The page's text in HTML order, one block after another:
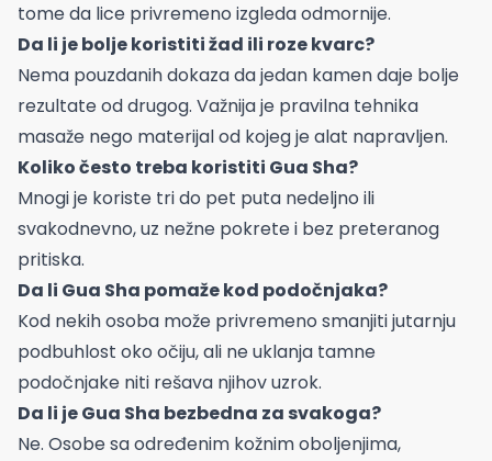
tome da lice privremeno izgleda odmornije.
Da li je bolje koristiti žad ili roze kvarc?
Nema pouzdanih dokaza da jedan kamen daje bolje
rezultate od drugog. Važnija je pravilna tehnika
masaže nego materijal od kojeg je alat napravljen.
Koliko često treba koristiti Gua Sha?
Mnogi je koriste tri do pet puta nedeljno ili
svakodnevno, uz nežne pokrete i bez preteranog
pritiska.
Da li Gua Sha pomaže kod podočnjaka?
Kod nekih osoba može privremeno smanjiti jutarnju
podbuhlost oko očiju, ali ne uklanja tamne
podočnjake niti rešava njihov uzrok.
Da li je Gua Sha bezbedna za svakoga?
Ne. Osobe sa određenim kožnim oboljenjima,